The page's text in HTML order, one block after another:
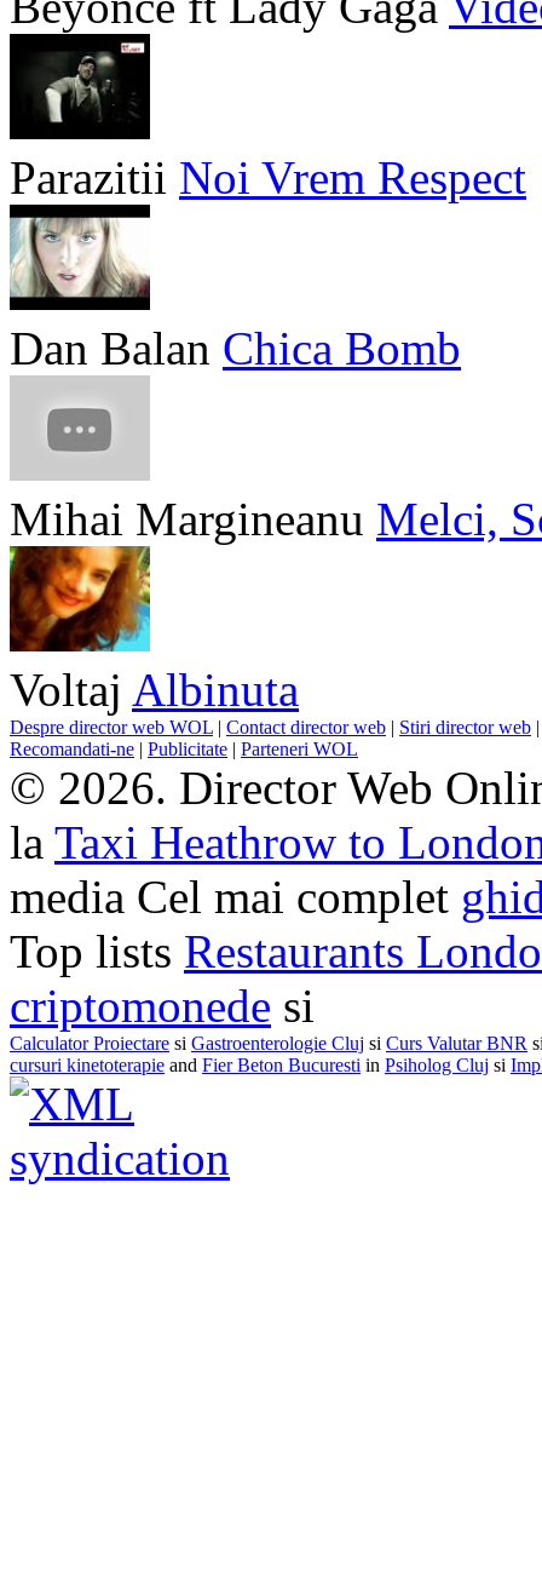
Parazitii Noi Vrem Respect
Dan Balan Chica Bomb
Mihai Margineanu Melci,
Voltaj Albinuta
Despre director web WOL | Contact director web | Stiri director web
Recomandati-ne | Publicitate | Parteneri WOL
© 2026. Director Web
la Taxi Heathrow to
media Cel mai complet
Top lists Restaurants
criptomonede si
Calculator Proiectare si Gastroenterologie Cluj si Curs Valutar BNR
cursuri kinetoterapie and Fier Beton Bucuresti in Psiholog Cluj si